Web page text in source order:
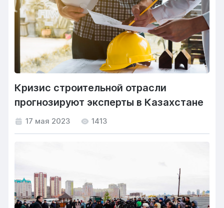
Кризис строительной отрасли
прогнозируют эксперты в Казахстане
17 мая 2023 1413